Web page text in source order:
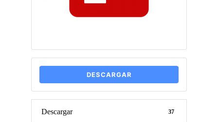
DESCARGAR
Descargar 37